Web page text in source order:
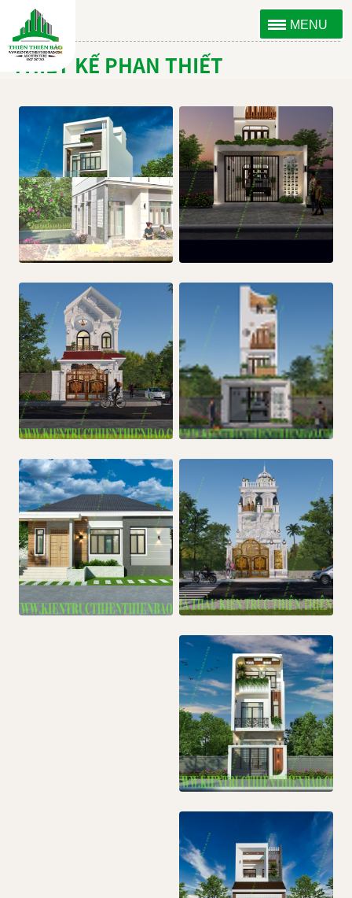
MENU
THIẾT KẾ PHAN THIẾT